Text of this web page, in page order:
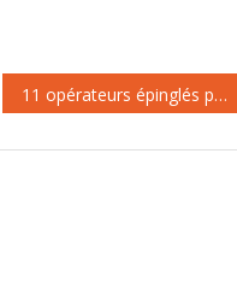
d’agents publics…
11 opérateurs épinglés par l’ARCEP